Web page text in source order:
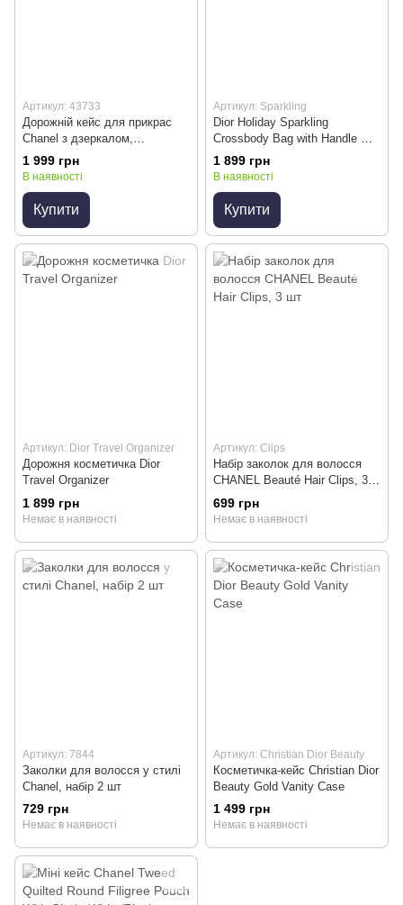
Артикул: 43733
Дорожній кейс для прикрас
Chanel з дзеркалом,
компактний органайзер для
прикрас
1 999 грн
В наявності
Купити
Артикул: Sparkling
Dior Holiday Sparkling
Crossbody Bag with Handle —
сумка через плече з ручкою
1 899 грн
В наявності
Купити
Артикул: Dior Travel Organizer
Дорожня косметичка Dior
Travel Organizer
1 899 грн
Немає в наявності
Артикул: Clips
Набір заколок для волосся
CHANEL Beauté Hair Clips, 3
шт
699 грн
Немає в наявності
Артикул: 7844
Заколки для волосся у стилі
Chanel, набір 2 шт
729 грн
Немає в наявності
Артикул: Christian Dior Beauty
Косметичка-кейс Christian Dior
Beauty Gold Vanity Case
1 499 грн
Немає в наявності